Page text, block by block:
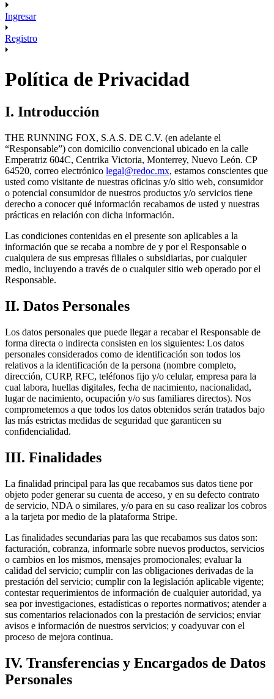
Ingresar
Registro
Política de Privacidad
I. Introducción
THE RUNNING FOX, S.A.S. DE C.V. (en adelante el
“Responsable”) con domicilio convencional ubicado en la calle
Emperatriz 604C, Centrika Victoria, Monterrey, Nuevo León. CP
64520, correo electrónico legal@redoc.mx, estamos conscientes que
usted como visitante de nuestras oficinas y/o sitio web, consumidor
o potencial consumidor de nuestros productos y/o servicios tiene
derecho a conocer qué información recabamos de usted y nuestras
prácticas en relación con dicha información.
Las condiciones contenidas en el presente son aplicables a la
información que se recaba a nombre de y por el Responsable o
cualquiera de sus empresas filiales o subsidiarias, por cualquier
medio, incluyendo a través de o cualquier sitio web operado por el
Responsable.
II. Datos Personales
Los datos personales que puede llegar a recabar el Responsable de
forma directa o indirecta consisten en los siguientes: Los datos
personales considerados como de identificación son todos los
relativos a la identificación de la persona (nombre completo,
dirección, CURP, RFC, teléfonos fijo y/o celular, empresa para la
cual labora, huellas digitales, fecha de nacimiento, nacionalidad,
lugar de nacimiento, ocupación y/o sus familiares directos). Nos
comprometemos a que todos los datos obtenidos serán tratados bajo
las más estrictas medidas de seguridad que garanticen su
confidencialidad.
III. Finalidades
La finalidad principal para las que recabamos sus datos tiene por
objeto poder generar su cuenta de acceso, y en su defecto contrato
de servicio, NDA o similares, y/o para en su caso realizar los cobros
a la tarjeta por medio de la plataforma Stripe.
Las finalidades secundarias para las que recabamos sus datos son:
facturación, cobranza, informarle sobre nuevos productos, servicios
o cambios en los mismos, mensajes promocionales; evaluar la
calidad del servicio; cumplir con las obligaciones derivadas de la
prestación del servicio; cumplir con la legislación aplicable vigente;
contestar requerimientos de información de cualquier autoridad, ya
sea por investigaciones, estadísticas o reportes normativos; atender a
sus comentarios relacionados con la prestación de servicios; enviar
avisos e información de nuestros servicios; y coadyuvar con el
proceso de mejora continua.
IV. Transferencias y Encargados de Datos
Personales